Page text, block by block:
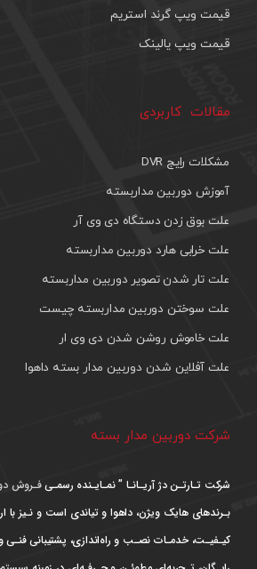
قیمت ویپ گرند استریم
قیمت ویپ یالینک
مقالات کاربردی
مشکلات رایج DVR
آموزش دوربین مداربسته
علت بوق زدن دستگاه دی وی آر
علت خرابی هارد دوربین مداربسته
علت تار شدن تصویر دوربین مداربسته
علت سوختن دوربین مداربسته چیست
علت خاموش روشن شدن دی وی ار
علت آفلاین شدن دوربین مدار بسته داهوا
شرکت دوربین مدار بسته
شرکت تـارتـن دژ آریـانـا ” نمـایـنده رسمـیفـروش
بـرندهای هایک ویژن، داهوا و تیاندی است و نـیز با
کیـفیـت، خدمـات نصـب و راه‌اندازی، پشتیبانی